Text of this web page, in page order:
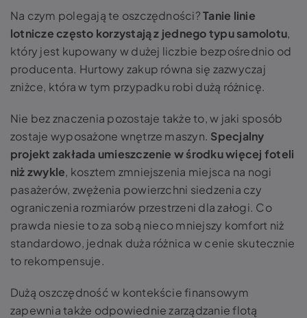
Na czym polegają te oszczędności?Tanie linie
lotnicze często korzystają z jednego typu samolotu,
który jest kupowany w dużej liczbie bezpośrednio od
producenta. Hurtowy zakup równa się zazwyczaj
zniżce, która w tym przypadku robi dużą różnicę.
Nie bez znaczenia pozostaje także to, w jaki sposób
zostaje wyposażone wnętrze maszyn. Specjalny
projekt zakłada umieszczenie w środku więcej foteli
niż zwykle, kosztem zmniejszenia miejsca na nogi
pasażerów, zwężenia powierzchni siedzenia czy
ograniczenia rozmiarów przestrzeni dla załogi. Co
prawda niesie to za sobą nieco mniejszy komfort niż
standardowo, jednak duża różnica w cenie skutecznie
to rekompensuje.
Dużą oszczędność w kontekście finansowym
zapewnia także odpowiednie zarządzanie flotą